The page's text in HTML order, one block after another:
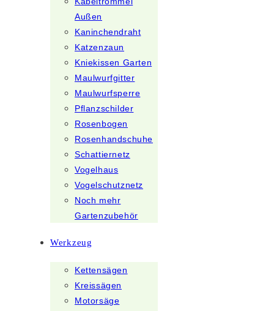
Außen
Kaninchendraht
Katzenzaun
Kniekissen Garten
Maulwurfgitter
Maulwurfsperre
Pflanzschilder
Rosenbogen
Rosenhandschuhe
Schattiernetz
Vogelhaus
Vogelschutznetz
Noch mehr
Gartenzubehör
Werkzeug
Kettensägen
Kreissägen
Motorsäge